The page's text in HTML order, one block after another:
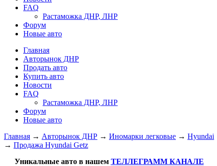
FAQ
Растаможка ДНР, ЛНР
Форум
Новые авто
Главная
Авторынок ДНР
Продать авто
Купить авто
Новости
FAQ
Растаможка ДНР, ЛНР
Форум
Новые авто
Главная → Авторынок ДНР → Иномарки легковые → Hyundai
→ Продажа Hyundai Getz
Уникальные авто в нашем ТЕЛЛЕГРАММ КАНАЛЕ